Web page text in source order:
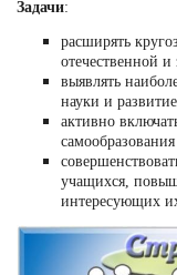
Задачи:
расширять
отечественной
выявлять
науки и
активно
учащихся,
интересующих